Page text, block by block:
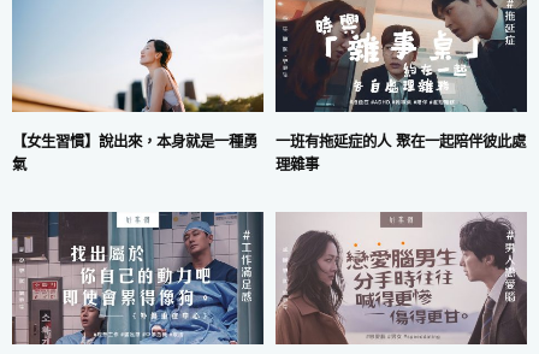
【女生習慣】說出來，本身就是一種勇
氣
一班有拖延症的人 聚在一起陪伴彼此處
理雜事